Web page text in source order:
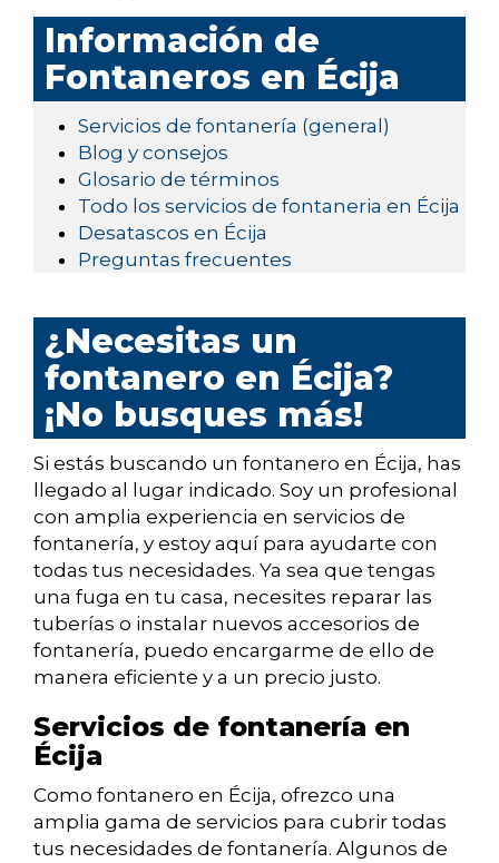
Información de
Fontaneros en Écija
Servicios de fontanería (general)
Blog y consejos
Glosario de términos
Todo los servicios de fontaneria en Écija
Desatascos en Écija
Preguntas frecuentes
¿Necesitas un
fontanero en Écija?
¡No busques más!
Si estás buscando un fontanero en Écija, has
llegado al lugar indicado. Soy un profesional
con amplia experiencia en servicios de
fontanería, y estoy aquí para ayudarte con
todas tus necesidades. Ya sea que tengas
una fuga en tu casa, necesites reparar las
tuberías o instalar nuevos accesorios de
fontanería, puedo encargarme de ello de
manera eficiente y a un precio justo.
Servicios de fontanería en
Écija
Como fontanero en Écija, ofrezco una
amplia gama de servicios para cubrir todas
tus necesidades de fontanería. Algunos de